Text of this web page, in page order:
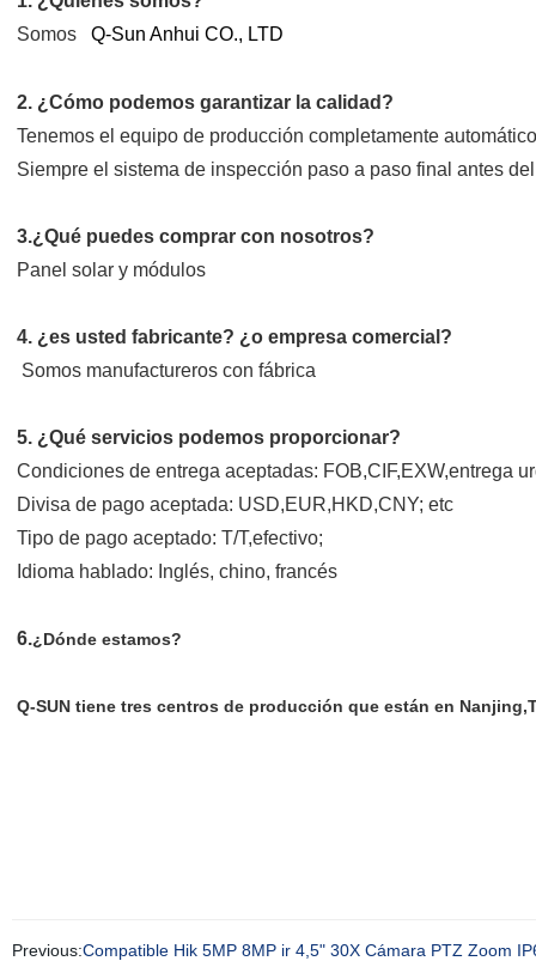
Somos
Q-Sun Anhui CO., LTD
2. ¿Cómo podemos garantizar la calidad?
Tenemos el equipo de producción completamente
Siempre el sistema de inspección paso a paso final antes
3.¿Qué puedes comprar con nosotros?
Panel solar y módulos
4. ¿es usted fabricante? ¿o empresa comercial?
Somos manufactureros con fábrica
5. ¿Qué servicios podemos proporcionar?
Condiciones de entrega aceptadas: FOB,CIF,EXW,entrega
Divisa de pago aceptada: USD,EUR,HKD,CNY; etc
Tipo de pago aceptado: T/T,efectivo;
Idioma hablado: Inglés, chino, francés
6.¿Dónde estamos?
Q-SUN tiene tres centros de producción que están en
Previous:Compatible Hik 5MP 8MP ir 4,5" 30X Cámara PTZ Zoom